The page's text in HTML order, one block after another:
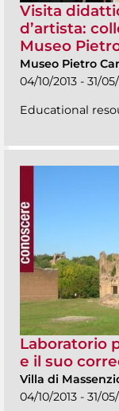
Visita
d’artista:
Museo
Museo Pietro
04/10/2013 - 31/
Educational
Laboratorio
e il suo
Villa di
04/10/2013 - 31/